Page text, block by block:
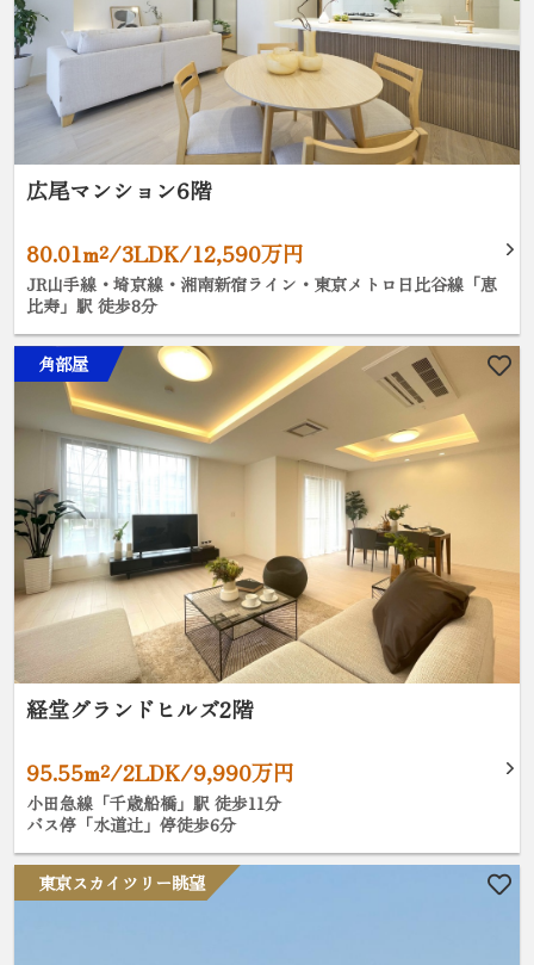
広尾マンション6階
80.01m²/3LDK/12,590万円
JR山手線・埼京線・湘南新宿ライン・東京メトロ日比谷線「恵
比寿」駅 徒歩8分
角部屋
経堂グランドヒルズ2階
95.55m²/2LDK/9,990万円
小田急線「千歳船橋」駅 徒歩11分
バス停「水道辻」停徒歩6分
東京スカイツリー眺望